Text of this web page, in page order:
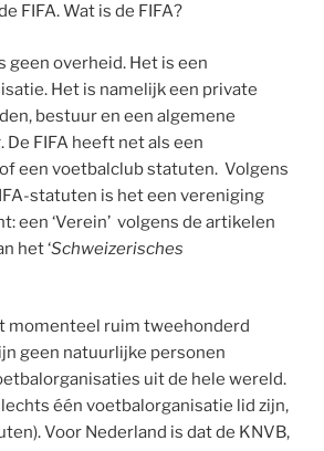
FIFA. Wat is de FIFA?
geen overheid. Het is een
Het is namelijk een private
bestuur en een algemene
FIFA heeft net als een
een voetbalclub statuten. Volgens
statuten is het een vereniging
een ‘Verein’ volgens de artikelen
het ‘Schweizerisches
momenteel ruim tweehonderd
geen natuurlijke personen
uit de hele wereld.
één voetbalorganisatie lid zijn,
Voor Nederland is dat de KNVB,